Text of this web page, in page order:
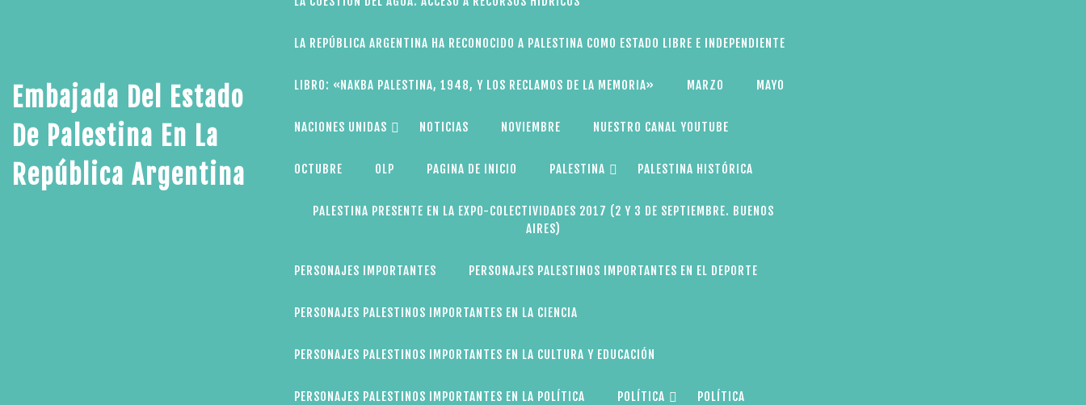
Embajada Del Estado
De Palestina En La
República Argentina
LA REPÚBLICA ARGENTINA HA RECONOCIDO A PALESTINA COMO ESTADO LIBRE E INDEPENDIENTE
LIBRO: «NAKBA PALESTINA, 1948, Y LOS RECLAMOS DE LA MEMORIA» MARZO MAYO
NACIONES UNIDAS NOTICIAS NOVIEMBRE NUESTRO CANAL YOUTUBE
OCTUBRE OLP PAGINA DE INICIO PALESTINA PALESTINA HISTÓRICA
PALESTINA PRESENTE EN LA EXPO-COLECTIVIDADES 2017 (2 Y 3 DE SEPTIEMBRE. BUENOS
AIRES)
PERSONAJES IMPORTANTES PERSONAJES PALESTINOS IMPORTANTES EN EL DEPORTE
PERSONAJES PALESTINOS IMPORTANTES EN LA CIENCIA
PERSONAJES PALESTINOS IMPORTANTES EN LA CULTURA Y EDUCACIÓN
PERSONAJES PALESTINOS IMPORTANTES EN LA POLÍTICA POLÍTICA POLÍTICA